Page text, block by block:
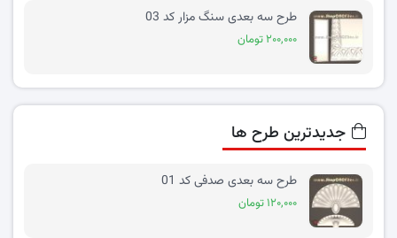
طرح سه بعدی سنگ مزار کد 03
۲۰۰,۰۰۰ تومان
جدیدترین طرح ها
طرح سه بعدی صدفی کد 01
۱۲۰,۰۰۰ تومان